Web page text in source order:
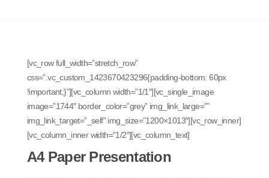
[vc_row full_width=”stretch_row”
css=”.vc_custom_1423670423296{padding-bottom: 60px
!important;}”][vc_column width=”1/1″][vc_single_image
image=”1744″ border_color=”grey” img_link_large=””
img_link_target=”_self” img_size=”1200×1013″][vc_row_inner]
[vc_column_inner width=”1/2″][vc_column_text]
A4 Paper Presentation